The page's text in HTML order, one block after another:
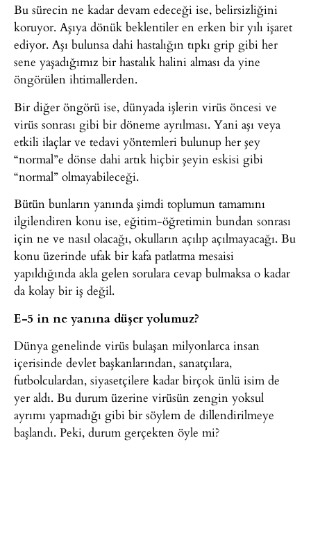
Bu sürecin ne kadar devam edeceği ise, belirsizliğini
koruyor. Aşıya dönük beklentiler en erken bir yılı işaret
ediyor. Aşı bulunsa dahi hastalığın tıpkı grip gibi her
sene yaşadığımız bir hastalık halini alması da yine
öngörülen ihtimallerden.
Bir diğer öngörü ise, dünyada işlerin virüs öncesi ve
virüs sonrası gibi bir döneme ayrılması. Yani aşı veya
etkili ilaçlar ve tedavi yöntemleri bulunup her şey
“normal”e dönse dahi artık hiçbir şeyin eskisi gibi
“normal” olmayabileceği.
Bütün bunların yanında şimdi toplumun tamamını
ilgilendiren konu ise, eğitim-öğretimin bundan sonrası
için ne ve nasıl olacağı, okulların açılıp açılmayacağı. Bu
konu üzerinde ufak bir kafa patlatma mesaisi
yapıldığında akla gelen sorulara cevap bulmaksa o kadar
da kolay bir iş değil.
E-5 in ne yanına düşer yolumuz?
Dünya genelinde virüs bulaşan milyonlarca insan
içerisinde devlet başkanlarından, sanatçılara,
futbolculardan, siyasetçilere kadar birçok ünlü isim de
yer aldı. Bu durum üzerine virüsün zengin yoksul
ayrımı yapmadığı gibi bir söylem de dillendirilmeye
başlandı. Peki, durum gerçekten öyle mi?